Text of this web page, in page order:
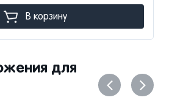
В корзину
для